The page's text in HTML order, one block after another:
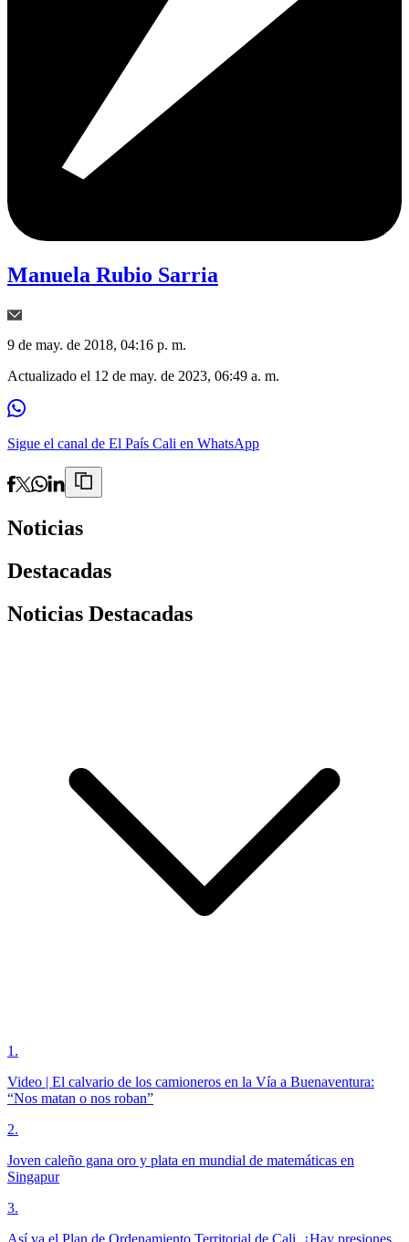
Manuela Rubio Sarria
9 de may. de 2018, 04:16 p. m.
Actualizado el 12 de may. de 2023, 06:49 a. m.
Sigue el canal de El País Cali en WhatsApp
Noticias
Destacadas
Noticias Destacadas
1 .
Video | El calvario de los camioneros en la Vía a Buenaventura:
“Nos matan o nos roban”
2.
Joven caleño gana oro y plata en mundial de matemáticas en
Singapur
3.
Así va el Plan de Ordenamiento Territorial de Cali. ¿Hay presiones